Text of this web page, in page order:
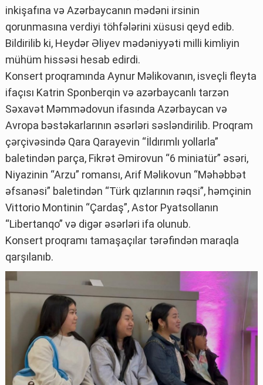
inkişafına və Azərbaycanın mədəni irsinin
qorunmasına verdiyi töhfələrini xüsusi qeyd edib.
Bildirilib ki, Heydər Əliyev mədəniyyəti milli kimliyin
mühüm hissəsi hesab edirdi.
Konsert proqramında Aynur Məlikovanın, isveçli fleyta
ifaçısı Katrin Sponberqin və azərbaycanlı tarzən
Səxavət Məmmədovun ifasında Azərbaycan və
Avropa bəstəkarlarının əsərləri səsləndirilib. Proqram
çərçivəsində Qara Qarayevin “İldırımlı yollarla”
baletindən parça, Fikrət Əmirovun “6 miniatür” əsəri,
Niyazinin “Arzu” romansı, Arif Məlikovun “Məhəbbət
əfsanəsi” baletindən “Türk qızlarının rəqsi”, həmçinin
Vittorio Montinin “Çardaş”, Astor Pyatsollanın
“Libertanqo” və digər əsərləri ifa olunub.
Konsert proqramı tamaşaçılar tərəfindən maraqla
qarşılanıb.